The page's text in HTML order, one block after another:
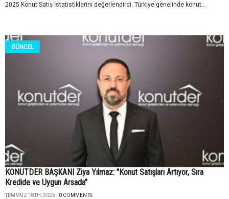
2025 Konut Satış İstatistiklerini değerlendirdi. Türkiye genelinde konut...
GÜNCEL
KONUTDER BAŞKANI Ziya Yılmaz: "Konut Satışları Artıyor, Sıra
Kredide ve Uygun Arsada"
TEMMUZ 18TH, 2025 | 0 COMMENTS